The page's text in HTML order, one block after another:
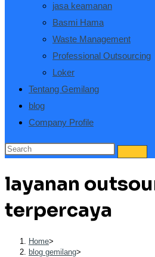
jasa keamanan
Basmi Hama
Waste Management
Professional Outsourcing
Loker
Tentang Gemilang
blog
Company Profile
layanan
terpercaya
Home>
blog gemilang>